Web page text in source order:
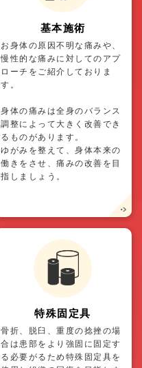
基本施術
お身体の原因不明な痛みや、
慢性的な痛みに対してのアプ
ローチをご紹介しておりま
す。
身体の痛みは全身のバランス
調整によって大きく改善でき
るものがあります。
ゆがみを整えて、身体本来の
働きをさせ、痛みの改善を目
指しましょう。
特殊固定具
骨折、脱臼、重度の捻挫の場
合は患部をより強固に固定す
る必要がるため特殊固定具を